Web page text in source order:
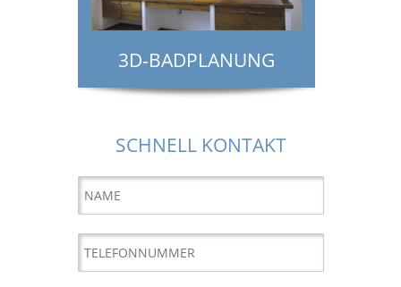
3D-BADPLANUNG
SCHNELL KONTAKT